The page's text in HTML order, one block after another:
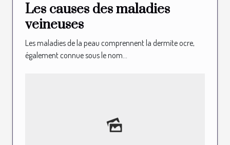
Les causes des maladies
veineuses
Les maladies de la peau comprennent la dermite ocre,
également connue sous le nom...